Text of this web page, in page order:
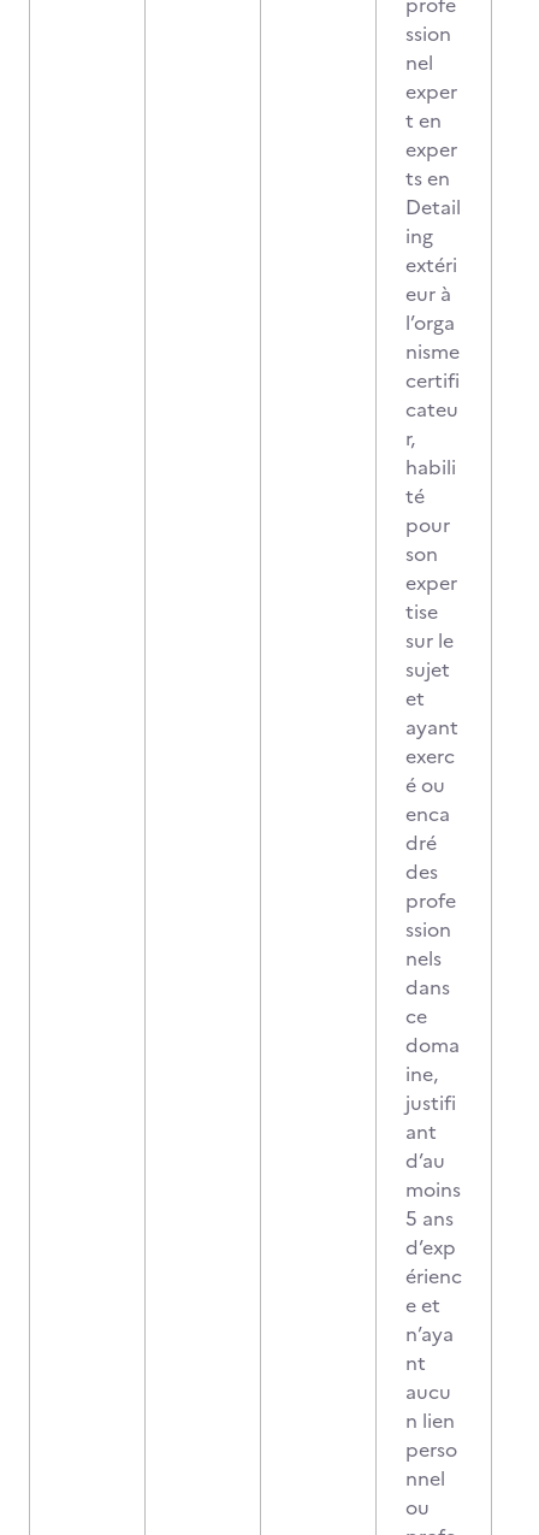
ssion
nel
exper
t en
exper
ts en
Detail
ing
extéri
eur à
l’orga
nisme
certifi
cateu
r,
habili
té
pour
son
exper
tise
sur le
sujet
et
ayant
exerc
é ou
enca
dré
des
profe
ssion
nels
dans
ce
doma
ine,
justifi
ant
d’au
moins
5 ans
d’exp
érienc
e et
n’aya
nt
aucu
n lien
perso
nnel
ou